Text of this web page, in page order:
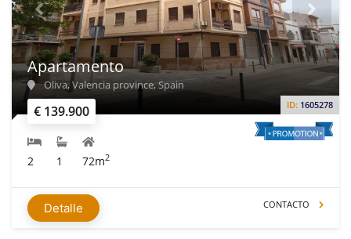
€ 139.900 ID: 1605278
Apartamento
Oliva, Valencia province, Spain
2 1 72m2
Detalle CONTACTO